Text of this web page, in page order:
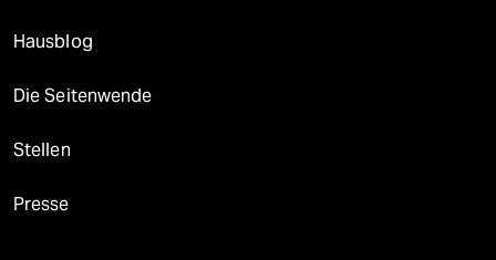
Hausblog
Die Seitenwende
Stellen
Presse